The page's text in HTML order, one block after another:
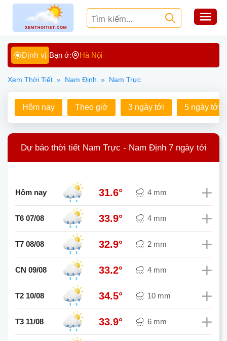
Định vị Bạn ở: Hà Nội
Xem Thời Tiết » Nam Định » Nam Trực
Hôm nay Theo giờ 3 ngày tới 5 ngày tới
Dự báo thời tiết Nam Trực - Nam Định 7 ngày tới
Hôm nay 31.6° 4 mm
T6 07/08 33.9° 4 mm
T7 08/08 32.9° 2 mm
CN 09/08 33.2° 4 mm
T2 10/08 34.5° 10 mm
T3 11/08 33.9° 6 mm